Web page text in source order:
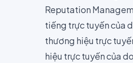
Reputation
tiếng trực tuyến của
thương hiệu trực
hiệu trực tuyến của